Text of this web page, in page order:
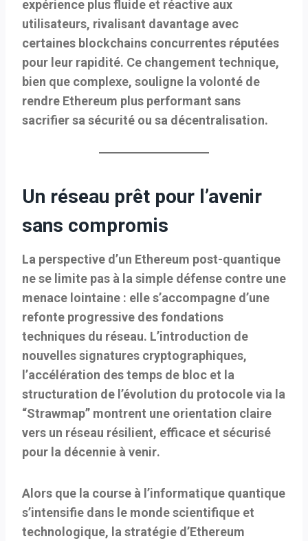
expérience plus fluide et réactive aux
utilisateurs, rivalisant davantage avec
certaines blockchains concurrentes réputées
pour leur rapidité. Ce changement technique,
bien que complexe, souligne la volonté de
rendre Ethereum plus performant sans
sacrifier sa sécurité ou sa décentralisation.
Un réseau prêt pour l’avenir
sans compromis
La perspective d’un Ethereum post-quantique
ne se limite pas à la simple défense contre une
menace lointaine : elle s’accompagne d’une
refonte progressive des fondations
techniques du réseau. L’introduction de
nouvelles signatures cryptographiques,
l’accélération des temps de bloc et la
structuration de l’évolution du protocole via la
“Strawmap” montrent une orientation claire
vers un réseau résilient, efficace et sécurisé
pour la décennie à venir.
Alors que la course à l’informatique quantique
s’intensifie dans le monde scientifique et
technologique, la stratégie d’Ethereum